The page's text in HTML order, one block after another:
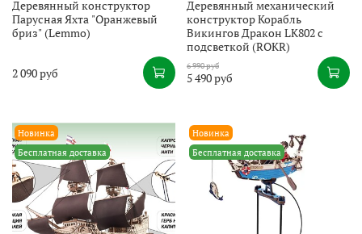
Деревянный конструктор
Парусная Яхта "Оранжевый
бриз" (Lemmo)
2 090 руб
Деревянный механический
конструктор Корабль
Викингов Дракон LK802 с
подсветкой (ROKR)
6 990 руб
5 490 руб
Новинка
Бесплатная доставка
Новинка
Бесплатная доставка